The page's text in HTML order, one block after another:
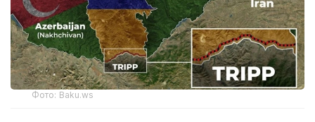
Фото: Baku.ws